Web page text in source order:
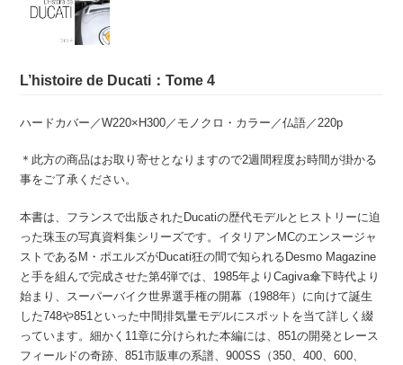
L’histoire de Ducati：Tome 4
ハードカバー／W220×H300／モノクロ・カラー／仏語／220p
＊此方の商品はお取り寄せとなりますので2週間程度お時間が掛かる
事をご了承ください。
本書は、フランスで出版されたDucatiの歴代モデルとヒストリーに迫
った珠玉の写真資料集シリーズです。イタリアンMCのエンスージャ
ストであるM・ポエルズがDucati狂の間で知られるDesmo Magazine
と手を組んで完成させた第4弾では、1985年よりCagiva傘下時代より
始まり、スーパーバイク世界選手権の開幕（1988年）に向けて誕生
した748や851といった中間排気量モデルにスポットを当て詳しく綴
っています。細かく11章に分けられた本編には、851の開発とレース
フィールドの奇跡、851市販車の系譜、900SS（350、400、600、